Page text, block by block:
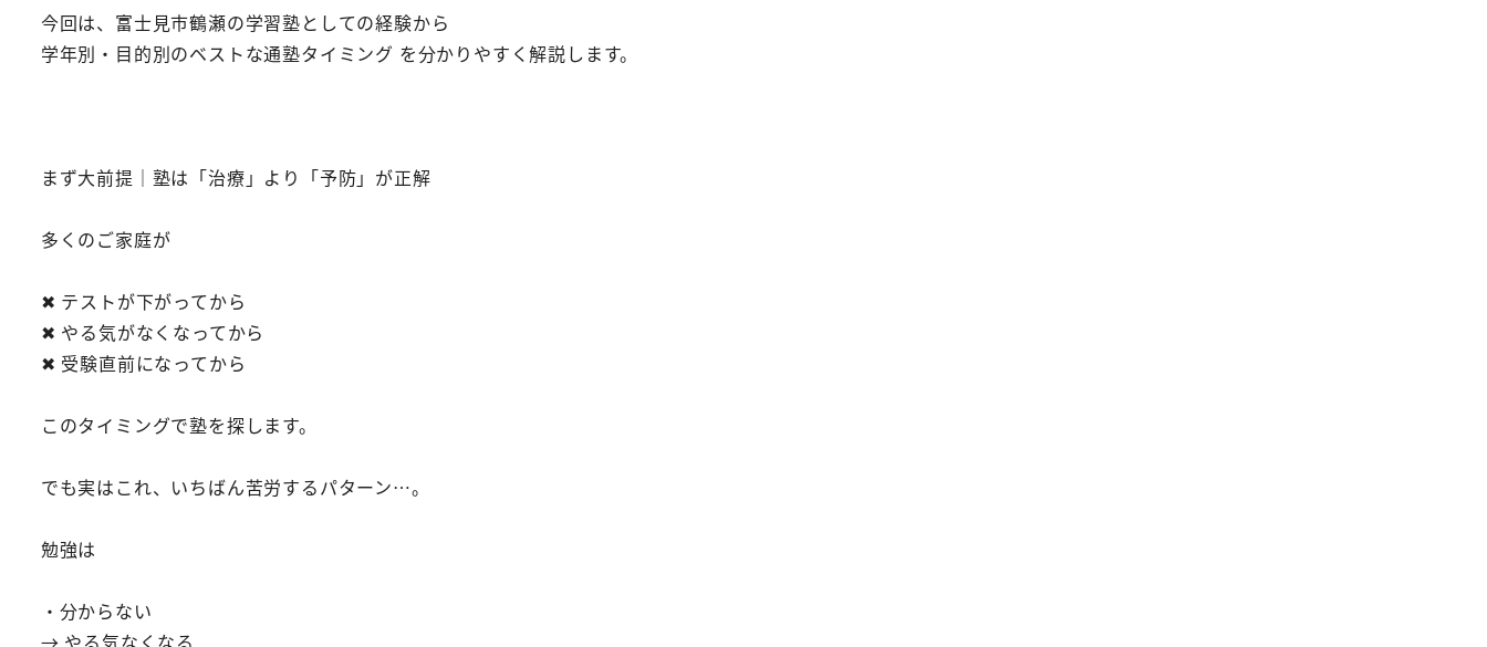
今回は、富士見市鶴瀬の学習塾としての経験から
学年別・目的別のベストな通塾タイミング を分かりやすく解説します。
まず大前提｜塾は「治療」より「予防」が正解
多くのご家庭が
✖ テストが下がってから
✖ やる気がなくなってから
✖ 受験直前になってから
このタイミングで塾を探します。
でも実はこれ、いちばん苦労するパターン…。
勉強は
・分からない
→ やる気なくなる